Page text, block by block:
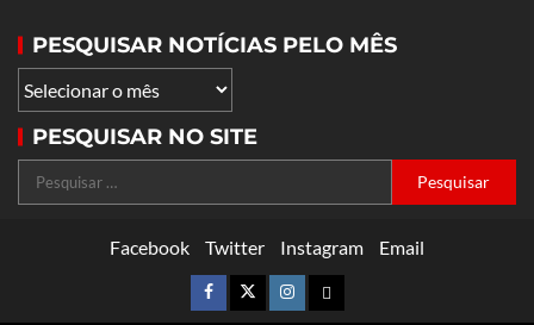
PESQUISAR NOTÍCIAS PELO MÊS
PESQUISAR NO SITE
Facebook Twitter Instagram Email